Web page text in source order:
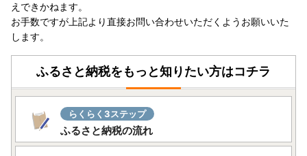
えできかねます。
お手数ですが上記より直接お問い合わせいただくようお願いいた
します。
ふるさと納税をもっと知りたい方はコチラ
らくらく3ステップ
ふるさと納税の流れ